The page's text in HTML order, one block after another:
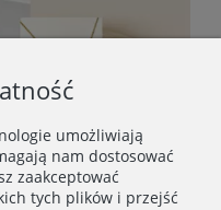
umożliwiają
nam dostosować
zaakceptować
tych plików i przejść